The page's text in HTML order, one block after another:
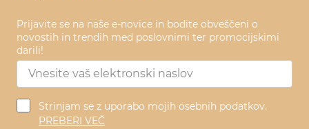
Prijavite se na naše e-novice in bodite obveščeni o
novostih in trendih med poslovnimi ter promocijskimi
darili!
Strinjam se z uporabo mojih osebnih podatkov.
PREBERI VEČ